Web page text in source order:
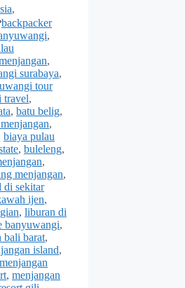
,
Tags
backpacker
,
,
surabaya,
tour
travel,
, batu belig,
,
biaya pulau
, buleleng,
,
menjangan,
di sekitar
ijen,
, liburan di
banyuwangi,
bali barat,
island,
menjangan
, menjangan